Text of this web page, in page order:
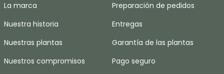
La marca
Nuestra historia
Nuestras plantas
Nuestros compromisos
Preparación de pedidos
Entregas
Garantía de las plantas
Pago seguro